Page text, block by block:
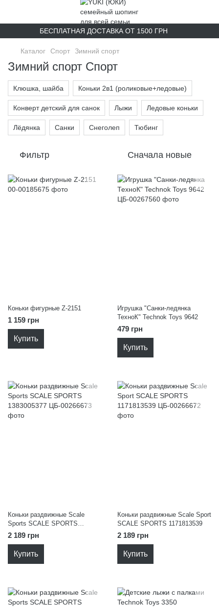
БЕСПЛАТНАЯ ДОСТАВКА ОТ 1500 ГРН
Каталог Спорт Зимний спорт
Зимний спорт Спорт
Клюшка, шайба Коньки 2в1 (роликовые+ледовые)
Конверт детский для санок Лыжи Ледовые коньки
Лёдянка Санки Снеголеп Тюбинг
Фильтр Сначала новые
Коньки фигурные Z-2151
1 159 грн
Купить
Игрушка "Санки-ледянка
ТехноК" Technok Toys 9642
479 грн
Купить
Коньки раздвижные Scale
Sports SCALE SPORTS
1383005377
2 189 грн
Купить
Коньки раздвижные Scale Sport
SCALE SPORTS 1171813539
2 189 грн
Купить